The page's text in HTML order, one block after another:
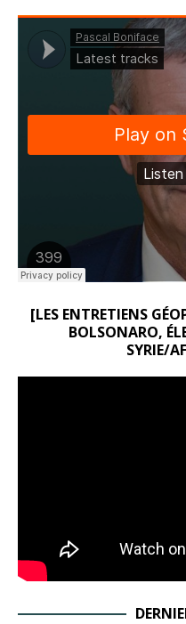
[LES ENTRETIENS
BOLSONARO,
SYRIE/